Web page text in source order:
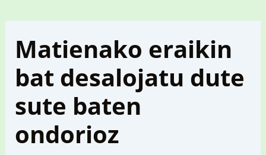
Matienako eraikin
bat desalojatu dute
sute baten
ondorioz